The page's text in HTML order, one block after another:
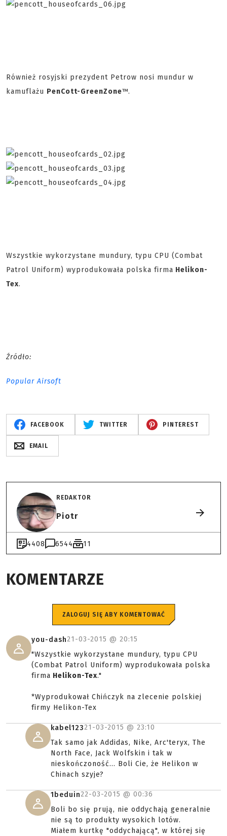
Również rosyjski prezydent Petrow nosi mundur w
kamuflażu PenCott-GreenZone™.
Wszystkie wykorzystane mundury, typu CPU (Combat
Patrol Uniform) wyprodukowała polska firma Helikon-
Tex.
Źródło:
Popular Airsoft
FACEBOOK TWITTER PINTEREST
EMAIL
REDAKTOR
Piotr
4408 6544 11
KOMENTARZE
ZALOGUJ SIĘ ABY KOMENTOWAĆ
you-dash21-03-2015 @ 20:15
"Wszystkie wykorzystane mundury, typu CPU
(Combat Patrol Uniform) wyprodukowała polska
firma Helikon-Tex."
*Wyprodukował Chińczyk na zlecenie polskiej
firmy Helikon-Tex
kabel12321-03-2015 @ 23:10
Tak samo jak Addidas, Nike, Arc'teryx, The
North Face, Jack Wolfskin i tak w
nieskończoność... Boli Cie, że Helikon w
Chinach szyje?
1beduin22-03-2015 @ 00:36
Boli bo się prują, nie oddychają generalnie
nie są to produkty wysokich lotów.
Miałem kurtkę "oddychającą", w której się